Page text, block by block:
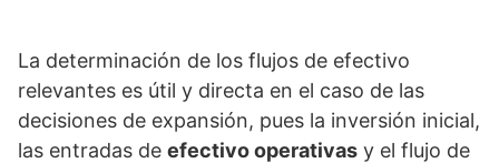
La determinación de los flujos de efectivo
relevantes es útil y directa en el caso de las
decisiones de expansión, pues la inversión inicial,
las entradas de efectivo operativas y el flujo de